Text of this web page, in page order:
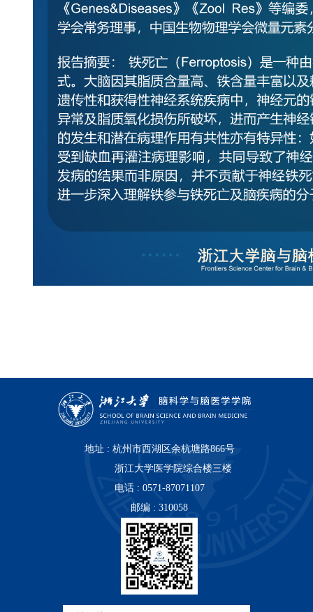
地址 : 杭州市西湖区余杭塘路866号
浙江大学医学院综合楼三楼
电话 : 0571-87071107
邮编 : 310058